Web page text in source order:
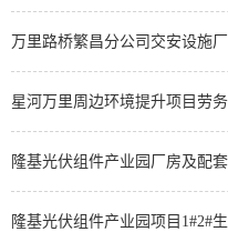
万里路桥繁昌分公司交安设施
星河万里周边环境提升项目劳
隆基光伏组件产业园厂房及配
隆基光伏组件产业园项目1#2#